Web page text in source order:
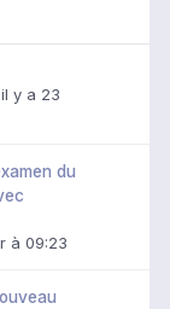
il y a 23
du
à 09:23